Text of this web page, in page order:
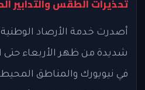
تحذيرات الطقس والتدابير
أصدرت خدمة الأرصاد
شديدة من ظهر الأربعاء
في نيويورك والمناطق